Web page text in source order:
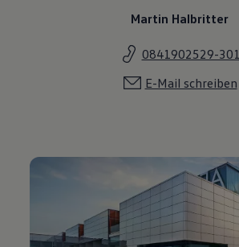
Martin Halbritter
0841902529-301
E-Mail schreiben